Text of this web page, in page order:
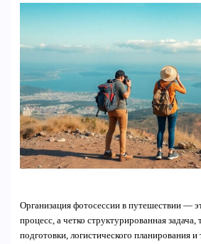
Организация фотосессии в путешествии —
процесс, а четко структурированная
подготовки, логистического планирования и